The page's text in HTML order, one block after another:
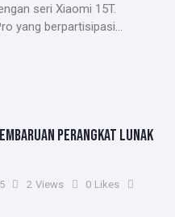
seri Xiaomi 15T.
yang berpartisipasi…
PERANGKAT LUNAK
2 Views 0 Likes